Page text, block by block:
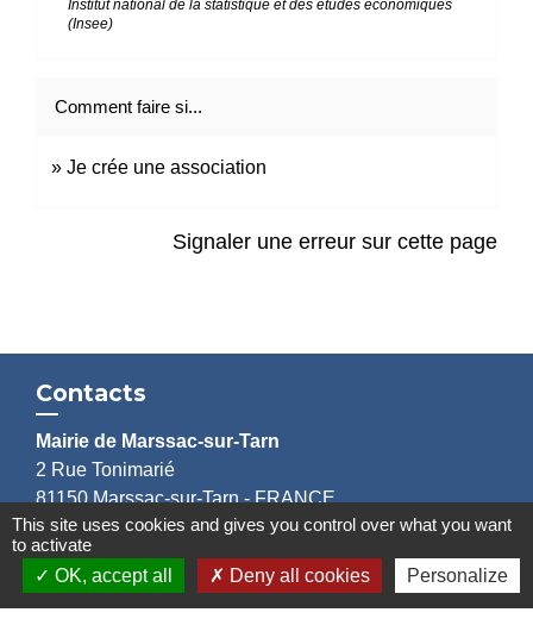
Institut national de la statistique et des études économiques
(Insee)
Comment faire si...
Je crée une association
Signaler une erreur sur cette page
Contacts
Mairie de Marssac-sur-Tarn
2 Rue Tonimarié
81150 Marssac-sur-Tarn - FRANCE
+33 5 63 55 40 47
accueil@marssac-sur-tarn.fr
Lien vers les HORAIRES et CONTACTS
This site uses cookies and gives you control over what you want
to activate
OK, accept all
Deny all cookies Personalize